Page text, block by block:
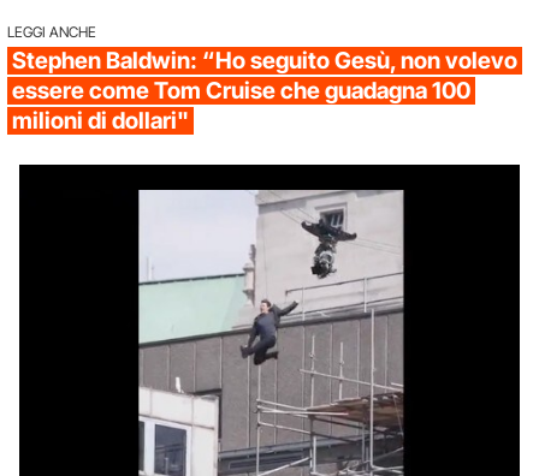
LEGGI ANCHE
Stephen Baldwin: “Ho seguito Gesù, non volevo
essere come Tom Cruise che guadagna 100
milioni di dollari"